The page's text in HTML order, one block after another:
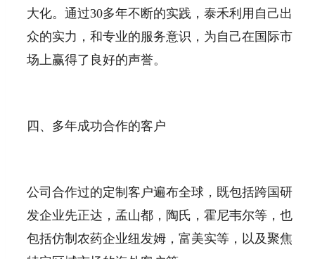
大化。通过30多年不断的实践，泰禾利用自己出
众的实力，和专业的服务意识，为自己在国际市
场上赢得了良好的声誉。
四、多年成功合作的客户
公司合作过的定制客户遍布全球，既包括跨国研
发企业先正达，孟山都，陶氏，霍尼韦尔等，也
包括仿制农药企业纽发姆，富美实等，以及聚焦